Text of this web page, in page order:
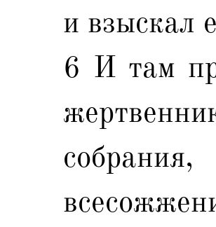
и взыскал
6 И там